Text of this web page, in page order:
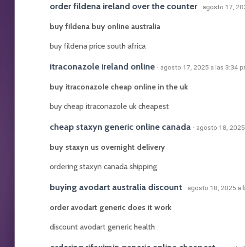
order fildena ireland over the counter · agosto 17,
buy fildena buy online australia
buy fildena price south africa
itraconazole ireland online · agosto 17, 2025 a las 3:34
buy itraconazole cheap online in the uk
buy cheap itraconazole uk cheapest
cheap staxyn generic online canada · agosto 18,
buy staxyn us overnight delivery
ordering staxyn canada shipping
buying avodart australia discount · agosto 18, 2025 a
order avodart generic does it work
discount avodart generic health